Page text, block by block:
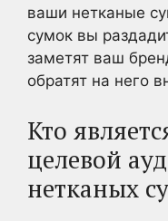
ваши нетканые
сумок вы
заметят ваш
обратят на него
Кто
целевой
нетканых